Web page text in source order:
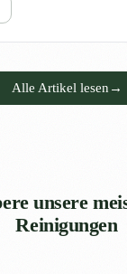
Alle Artikel lesen →
unsere
Reinigungen